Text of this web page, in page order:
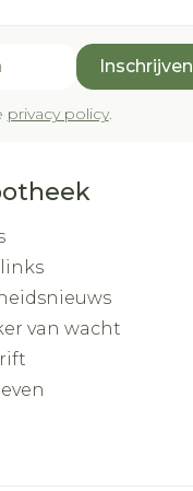
Inschrijven
privacy policy.
van wacht